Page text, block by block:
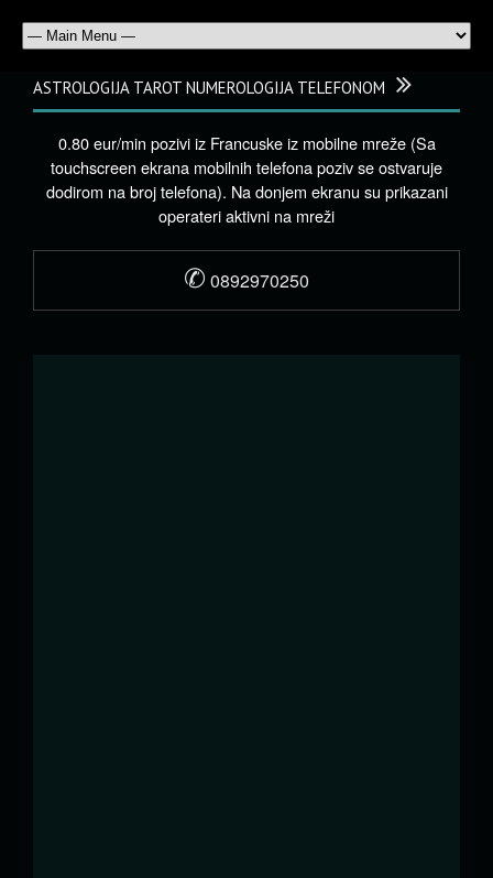
ASTROLOGIJA TAROT NUMEROLOGIJA TELEFONOM
0.80 eur/min pozivi iz Francuske iz mobilne mreže (Sa
touchscreen ekrana mobilnih telefona poziv se ostvaruje
dodirom na broj telefona). Na donjem ekranu su prikazani
operateri aktivni na mreži
✆ 0892970250